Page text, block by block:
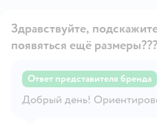
Здравствуйте,
появяться ещё
Ответ представителя бренда
Добрый день!